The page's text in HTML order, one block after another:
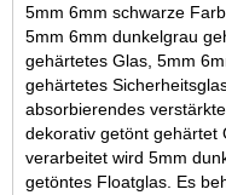
5mm 6mm schwarze
5mm 6mm dunkelgrau
gehärtetes Glas, 5mm
gehärtetes
absorbierendes
dekorativ getönt gehärtet
verarbeitet wird 5mm
getöntes Floatglas. Es